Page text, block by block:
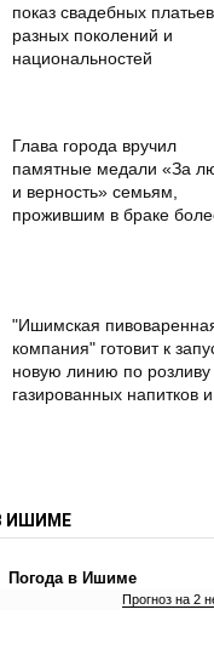
показ свадебных платьев
разных поколений и
национальностей
Глава города вручил
памятные медали «За
и верность» семьям,
прожившим в браке
"Ишимская
компания" готовит к
новую линию по розливу
газированных напитков и
ИШИМЕ
Погода в Ишиме
Прогноз на 2